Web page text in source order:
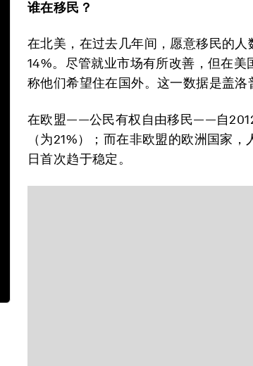
谁在移民？
在北美，在过去几年间，愿意移民的
14%。尽管就业市场有所改善，但在
称他们希望住在国外。这一数据是盖洛
在欧盟——公民有权自由移民——自
（为21%）；而在非欧盟的欧洲国家
日首次趋于稳定。